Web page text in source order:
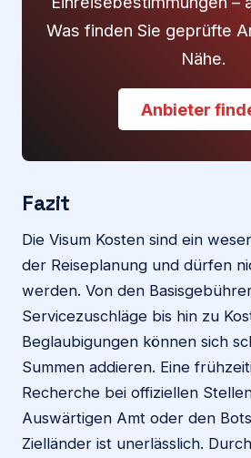
Was finden Sie geprüfte
Nähe.
Anbieter
Fazit
Die Visum Kosten sind ein
der Reiseplanung und dürfen
werden. Von den
Servicezuschläge bis hin zu
Beglaubigungen können sich
Summen addieren. Eine
Recherche bei offiziellen
Auswärtigen Amt oder den
Zielländer ist unerlässlich.